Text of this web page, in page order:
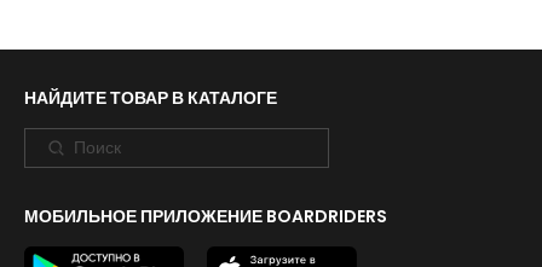
НАЙДИТЕ ТОВАР В КАТАЛОГЕ
МОБИЛЬНОЕ ПРИЛОЖЕНИЕ BOARDRIDERS